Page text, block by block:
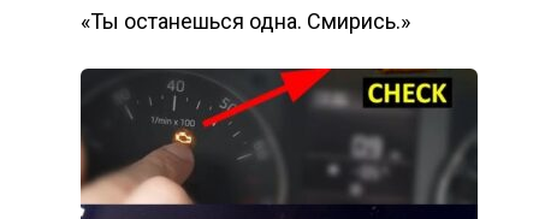
«Ты останешься одна. Смирись.»